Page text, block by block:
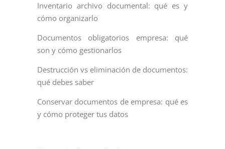
Inventario archivo documental: qué es y
cómo organizarlo
Documentos obligatorios empresa: qué
son y cómo gestionarlos
Destrucción vs eliminación de documentos:
qué debes saber
Conservar documentos de empresa: qué es
y cómo proteger tus datos